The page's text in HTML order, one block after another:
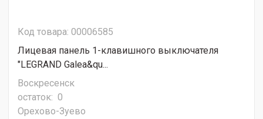
Код товара: 00006585
Лицевая панель 1-клавишного выключателя
"LEGRAND Galea&qu...
Воскресенск
остаток: 0
Орехово-Зуево